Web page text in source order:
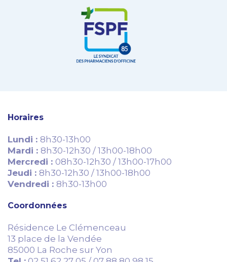
Horaires
Lundi : 8h30-13h00
Mardi : 8h30-12h30 / 13h00-18h00
Mercredi : 08h30-12h30 / 13h00-17h00
Jeudi : 8h30-12h30 / 13h00-18h00
Vendredi : 8h30-13h00
Coordonnées
Résidence Le Clémenceau
13 place de la Vendée
85000 La Roche sur Yon